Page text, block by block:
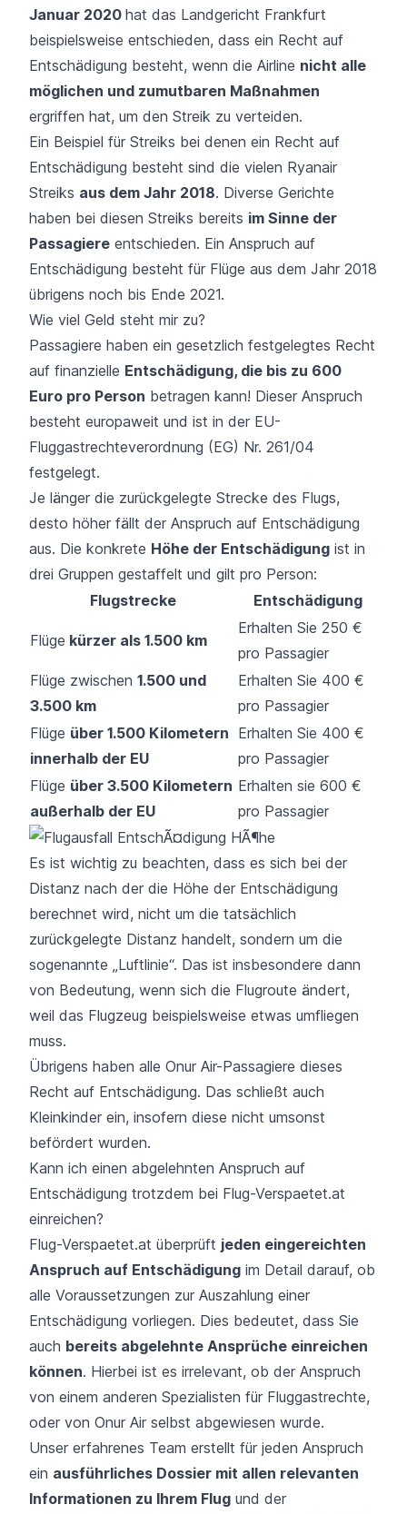
Januar 2020 hat das Landgericht Frankfurt
beispielsweise entschieden, dass ein Recht auf
Entschädigung besteht, wenn die Airline nicht alle
möglichen und zumutbaren Maßnahmen
ergriffen hat, um den Streik zu verteiden.
Ein Beispiel für Streiks bei denen ein Recht auf
Entschädigung besteht sind die vielen Ryanair
Streiks aus dem Jahr 2018. Diverse Gerichte
haben bei diesen Streiks bereits im Sinne der
Passagiere entschieden. Ein Anspruch auf
Entschädigung besteht für Flüge aus dem Jahr 2018
übrigens noch bis Ende 2021.
Wie viel Geld steht mir zu?
Passagiere haben ein gesetzlich festgelegtes Recht
auf finanzielle Entschädigung, die bis zu 600
Euro pro Person betragen kann! Dieser Anspruch
besteht europaweit und ist in der EU-
Fluggastrechteverordnung (EG) Nr. 261/04
festgelegt.
Je länger die zurückgelegte Strecke des Flugs,
desto höher fällt der Anspruch auf Entschädigung
aus. Die konkrete Höhe der Entschädigung ist in
drei Gruppen gestaffelt und gilt pro Person:
Flugstrecke
Entschädigung
Flüge kürzer als 1.500 km
Erhalten Sie 250 €
pro Passagier
Flüge zwischen 1.500 und
3.500 km
Erhalten Sie 400 €
pro Passagier
Flüge über 1.500 Kilometern
innerhalb der EU
Erhalten Sie 400 €
pro Passagier
Flüge über 3.500 Kilometern
außerhalb der EU
Erhalten sie 600 €
pro Passagier
Es ist wichtig zu beachten, dass es sich bei der
Distanz nach der die Höhe der Entschädigung
berechnet wird, nicht um die tatsächlich
zurückgelegte Distanz handelt, sondern um die
sogenannte „Luftlinie“. Das ist insbesondere dann
von Bedeutung, wenn sich die Flugroute ändert,
weil das Flugzeug beispielsweise etwas umfliegen
muss.
Übrigens haben alle Onur Air-Passagiere dieses
Recht auf Entschädigung. Das schließt auch
Kleinkinder ein, insofern diese nicht umsonst
befördert wurden.
Kann ich einen abgelehnten Anspruch auf
Entschädigung trotzdem bei Flug-Verspaetet.at
einreichen?
Flug-Verspaetet.at überprüft jeden eingereichten
Anspruch auf Entschädigung im Detail darauf, ob
alle Voraussetzungen zur Auszahlung einer
Entschädigung vorliegen. Dies bedeutet, dass Sie
auch bereits abgelehnte Ansprüche einreichen
können. Hierbei ist es irrelevant, ob der Anspruch
von einem anderen Spezialisten für Fluggastrechte,
oder von Onur Air selbst abgewiesen wurde.
Unser erfahrenes Team erstellt für jeden Anspruch
ein ausführliches Dossier mit allen relevanten
Informationen zu Ihrem Flug und der